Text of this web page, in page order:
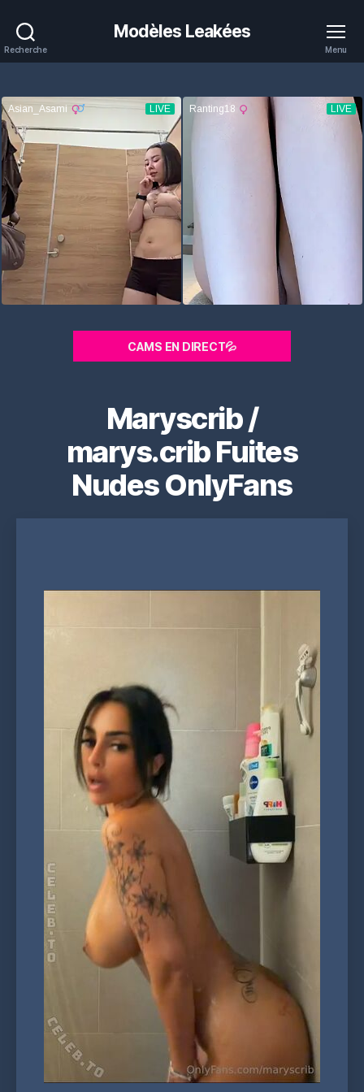
Recherche
Modèles Leakées
Menu
CAMS EN DIRECT💦
Maryscrib /
marys.crib Fuites
Nudes OnlyFans